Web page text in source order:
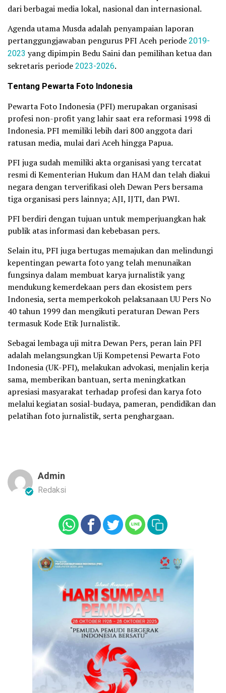
dari berbagai media lokal, nasional dan internasional.
Agenda utama Musda adalah penyampaian laporan
pertanggungjawaban pengurus PFI Aceh periode2019-
2023 yang dipimpin Bedu Saini dan pemilihan ketua dan
sekretaris periode2023-2026.
Tentang Pewarta Foto Indonesia
Pewarta Foto Indonesia (PFI) merupakan organisasi
profesi non-profit yang lahir saat era reformasi 1998 di
Indonesia. PFI memiliki lebih dari 800 anggota dari
ratusan media, mulai dari Aceh hingga Papua.
PFI juga sudah memiliki akta organisasi yang tercatat
resmi di Kementerian Hukum dan HAM dan telah diakui
negara dengan terverifikasi oleh Dewan Pers bersama
tiga organisasi pers lainnya; AJI, IJTI, dan PWI.
PFI berdiri dengan tujuan untuk memperjuangkan hak
publik atas informasi dan kebebasan pers.
Selain itu, PFI juga bertugas memajukan dan melindungi
kepentingan pewarta foto yang telah menunaikan
fungsinya dalam membuat karya jurnalistik yang
mendukung kemerdekaan pers dan ekosistem pers
Indonesia, serta memperkokoh pelaksanaan UU Pers No
40 tahun 1999 dan mengikuti peraturan Dewan Pers
termasuk Kode Etik Jurnalistik.
Sebagai lembaga uji mitra Dewan Pers, peran lain PFI
adalah melangsungkan Uji Kompetensi Pewarta Foto
Indonesia (UK-PFI), melakukan advokasi, menjalin kerja
sama, memberikan bantuan, serta meningkatkan
apresiasi masyarakat terhadap profesi dan karya foto
melalui kegiatan sosial-budaya, pameran, pendidikan dan
pelatihan foto jurnalistik, serta penghargaan.
Admin
Redaksi